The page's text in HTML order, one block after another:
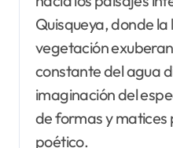
Quisqueya, donde la
vegetación
constante del agua
imaginación del
de formas y
poético.